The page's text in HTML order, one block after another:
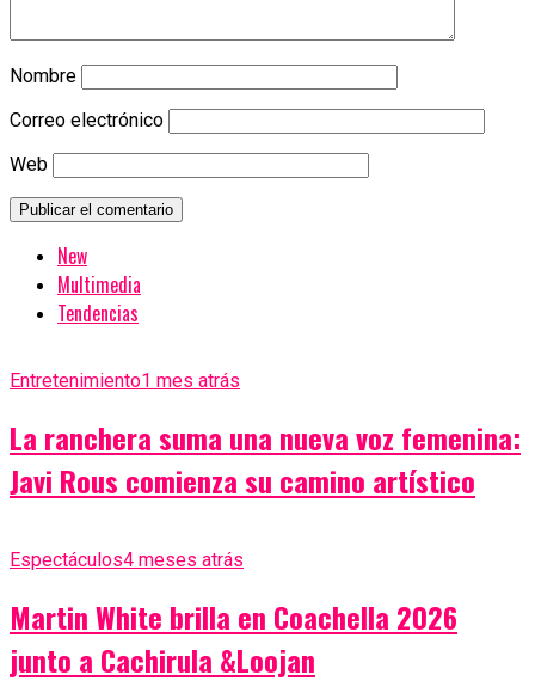
Nombre
Correo electrónico
Web
New
Multimedia
Tendencias
Entretenimiento1 mes atrás
La ranchera suma una nueva voz femenina:
Javi Rous comienza su camino artístico
Espectáculos4 meses atrás
Martin White brilla en Coachella 2026
junto a Cachirula &Loojan